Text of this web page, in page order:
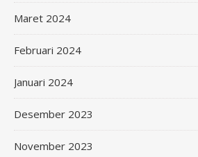
Maret 2024
Februari 2024
Januari 2024
Desember 2023
November 2023